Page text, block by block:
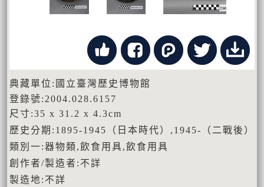
典藏單位:國立臺灣歷史博物館
登錄號:2004.028.6157
尺寸:35 x 31.2 x 4.3cm
歷史分期:1895-1945（日本時代）,1945-（二戰後）
類別一:器物類,飲食用具,飲食用具
創作者/製造者:不詳
製造地:不詳